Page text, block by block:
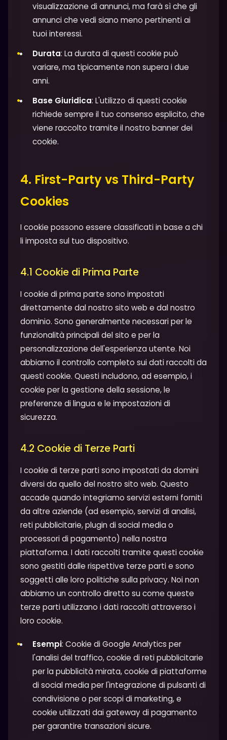
visualizzazione di annunci, ma farà sì che gli
annunci che vedi siano meno pertinenti ai
tuoi interessi.
Durata: La durata di questi cookie può
variare, ma tipicamente non supera i due
anni.
Base Giuridica: L'utilizzo di questi cookie
richiede sempre il tuo consenso esplicito, che
viene raccolto tramite il nostro banner dei
cookie.
4. First-Party vs Third-Party
Cookies
I cookie possono essere classificati in base a chi
li imposta sul tuo dispositivo.
4.1 Cookie di Prima Parte
I cookie di prima parte sono impostati
direttamente dal nostro sito web e dal nostro
dominio. Sono generalmente necessari per le
funzionalità principali del sito e per la
personalizzazione dell'esperienza utente. Noi
abbiamo il controllo completo sui dati raccolti da
questi cookie. Questi includono, ad esempio, i
cookie per la gestione della sessione, le
preferenze di lingua e le impostazioni di
sicurezza.
4.2 Cookie di Terze Parti
I cookie di terze parti sono impostati da domini
diversi da quello del nostro sito web. Questo
accade quando integriamo servizi esterni forniti
da altre aziende (ad esempio, servizi di analisi,
reti pubblicitarie, plugin di social media o
processori di pagamento) nella nostra
piattaforma. I dati raccolti tramite questi cookie
sono gestiti dalle rispettive terze parti e sono
soggetti alle loro politiche sulla privacy. Noi non
abbiamo un controllo diretto su come queste
terze parti utilizzano i dati raccolti attraverso i
loro cookie.
Esempi: Cookie di Google Analytics per
l'analisi del traffico, cookie di reti pubblicitarie
per la pubblicità mirata, cookie di piattaforme
di social media per l'integrazione di pulsanti di
condivisione o per scopi di marketing, e
cookie utilizzati dai gateway di pagamento
per garantire transazioni sicure.